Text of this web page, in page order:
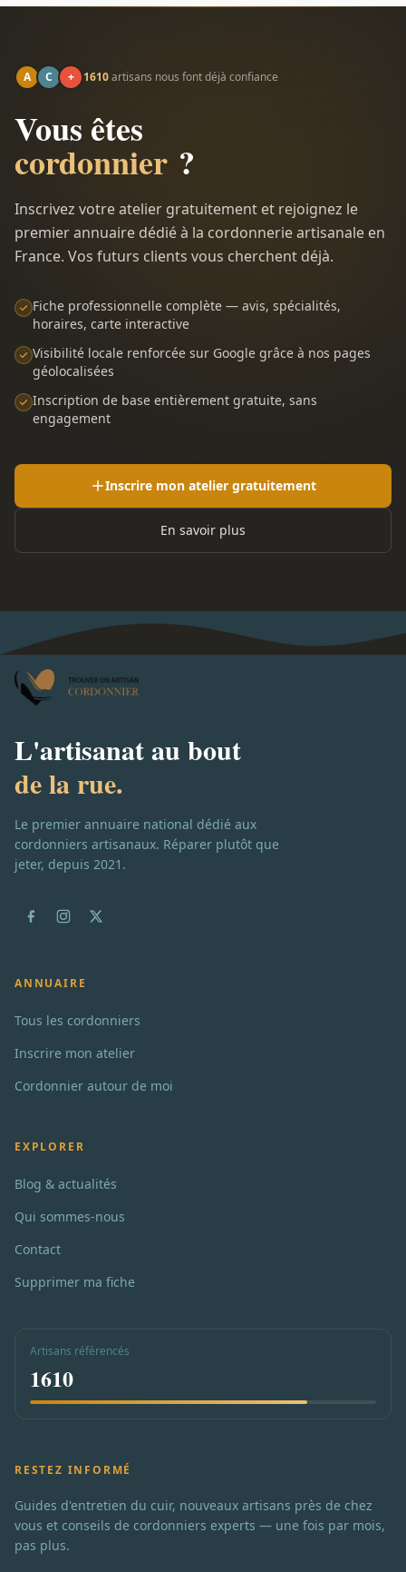
A C + 1610artisans nous font déjà confiance
Vous êtes
cordonnier ?
Inscrivez votre atelier gratuitement et rejoignez le
premier annuaire dédié à la cordonnerie artisanale en
France. Vos futurs clients vous cherchent déjà.
Fiche professionnelle complète — avis, spécialités,
horaires, carte interactive
Visibilité locale renforcée sur Google grâce à nos pages
géolocalisées
Inscription de base entièrement gratuite, sans
engagement
Inscrire mon atelier gratuitement
En savoir plus
L'artisanat au bout
de la rue.
Le premier annuaire national dédié aux
cordonniers artisanaux. Réparer plutôt que
jeter, depuis 2021.
ANNUAIRE
Tous les cordonniers
Inscrire mon atelier
Cordonnier autour de moi
EXPLORER
Blog & actualités
Qui sommes-nous
Contact
Supprimer ma fiche
Artisans référencés
1610
RESTEZ INFORMÉ
Guides d'entretien du cuir, nouveaux artisans près de chez
vous et conseils de cordonniers experts — une fois par mois,
pas plus.